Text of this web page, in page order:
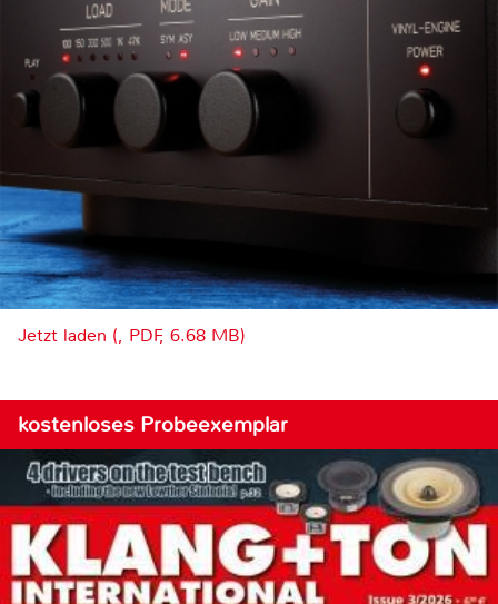
Jetzt laden (, PDF, 6.68 MB)
kostenloses Probeexemplar